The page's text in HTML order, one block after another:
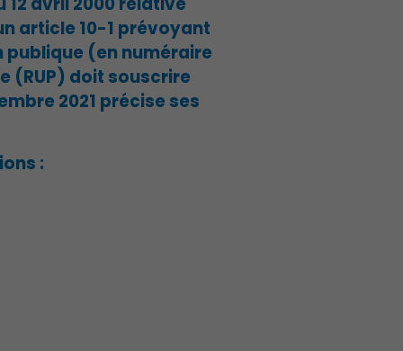
article 10-1 prévoyant
(en numéraire
(RUP) doit souscrire
2021 précise ses
: